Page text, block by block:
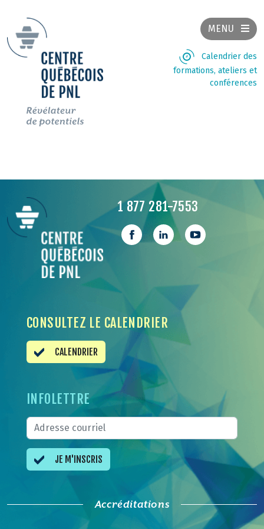
MENU
Calendrier des
formations, ateliers et
conférences
1 877 281-7553
CONSULTEZ LE CALENDRIER
CALENDRIER
INFOLETTRE
JE M'INSCRIS
Accréditations